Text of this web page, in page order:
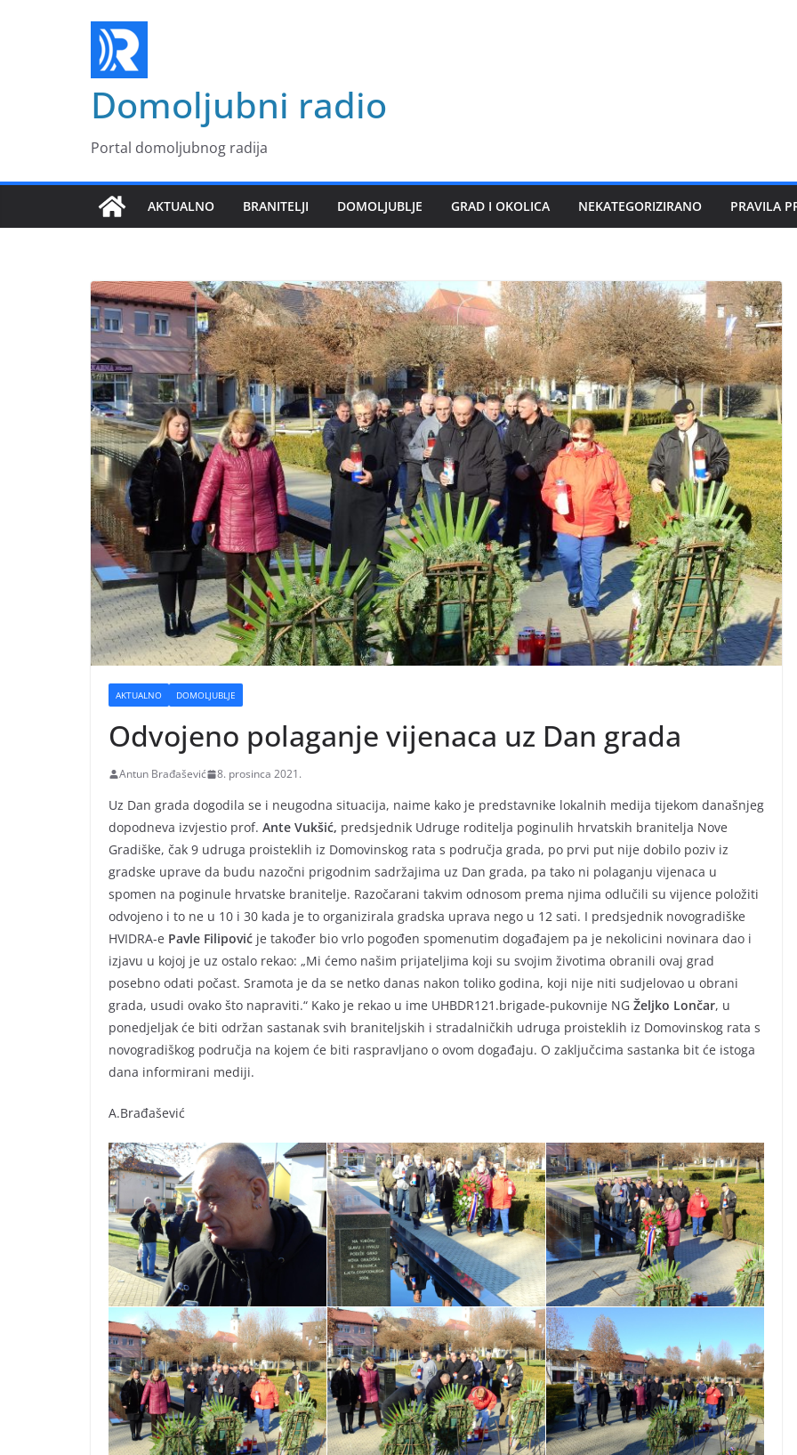
Domoljubni radio
Portal domoljubnog radija
AKTUALNO BRANITELJI DOMOLJUBLJE GRAD I OKOLICA NEKATEGORIZIRANO PRAVILA
AKTUALNO DOMOLJUBLJE
Odvojeno polaganje vijenaca uz Dan grada
Antun Brađašević 8. prosinca 2021.
Uz Dan grada dogodila se i neugodna situacija, naime kako je predstavnike lokalnih medija tijekom današnjeg
dopodneva izvjestio prof. Ante Vukšić, predsjednik Udruge roditelja poginulih hrvatskih branitelja Nove
Gradiške, čak 9 udruga proisteklih iz Domovinskog rata s područja grada, po prvi put nije dobilo poziv iz
gradske uprave da budu nazočni prigodnim sadržajima uz Dan grada, pa tako ni polaganju vijenaca u
spomen na poginule hrvatske branitelje. Razočarani takvim odnosom prema njima odlučili su vijence položiti
odvojeno i to ne u 10 i 30 kada je to organizirala gradska uprava nego u 12 sati. I predsjednik novogradiške
HVIDRA-e Pavle Filipović je također bio vrlo pogođen spomenutim događajem pa je nekolicini novinara dao i
izjavu u kojoj je uz ostalo rekao: „Mi ćemo našim prijateljima koji su svojim životima obranili ovaj grad
posebno odati počast. Sramota je da se netko danas nakon toliko godina, koji nije niti sudjelovao u obrani
grada, usudi ovako što napraviti.“ Kako je rekao u ime UHBDR121.brigade-pukovnije NG Željko Lončar, u
ponedjeljak će biti održan sastanak svih braniteljskih i stradalničkih udruga proisteklih iz Domovinskog rata s
novogradiškog područja na kojem će biti raspravljano o ovom događaju. O zaključcima sastanka bit će istoga
dana informirani mediji.
A.Brađašević